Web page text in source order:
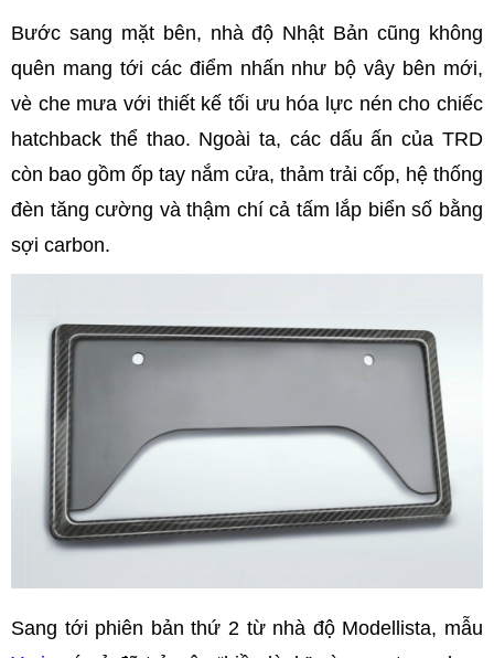
Bước sang mặt bên, nhà độ Nhật Bản cũng không
quên mang tới các điểm nhấn như bộ vây bên mới,
vè che mưa với thiết kế tối ưu hóa lực nén cho chiếc
hatchback thể thao. Ngoài ta, các dấu ấn của TRD
còn bao gồm ốp tay nắm cửa, thảm trải cốp, hệ thống
đèn tăng cường và thậm chí cả tấm lắp biển số bằng
sợi carbon.
Sang tới phiên bản thứ 2 từ nhà độ Modellista, mẫu